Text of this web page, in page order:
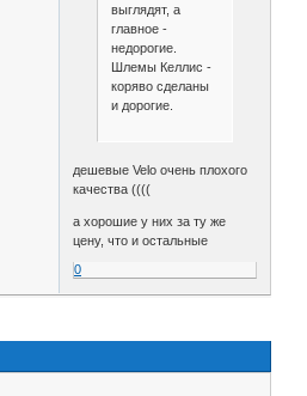
выглядят, а
главное -
недорогие.
Шлемы Келлис -
коряво сделаны
и дорогие.
дешевые Velo очень плохого
качества ((((
а хорошие у них за ту же
цену, что и остальные
0